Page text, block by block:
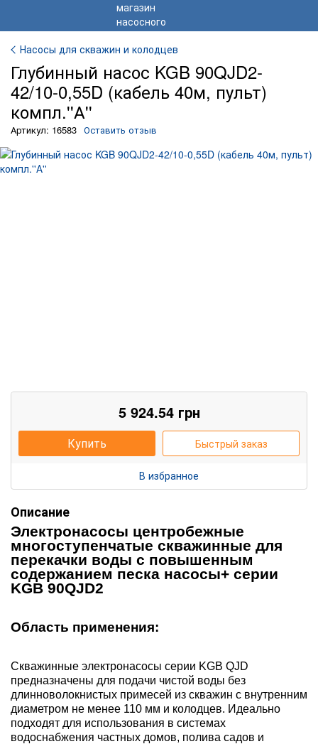
Насосы для скважин и колодцев
Глубинный насос KGB 90QJD2-
42/10-0,55D (кабель 40м, пульт)
компл.''А''
Артикул: 16583 Оставить отзыв
5 924.54грн
Купить Быстрый заказ
В избранное
Описание
Электронасосы центробежные
многоступенчатые скважинные для
перекачки воды с повышенным
содержанием песка насосы+ серии
KGB 90QJD2
Область применения:
Скважинные электронасосы серии KGB QJD
предназначены для подачи чистой воды без
длинноволокнистых примесей из скважин с внутренним
диаметром не менее 110 мм и колодцев. Идеально
подходят для использования в системах
водоснабжения частных домов, полива садов и